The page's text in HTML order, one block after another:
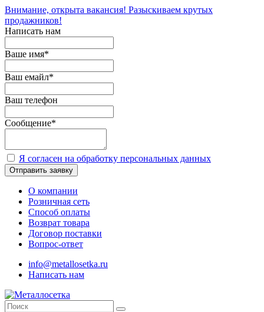
Внимание, открыта вакансия! Разыскиваем крутых
продажников!
Написать нам
Ваше имя*
Ваш емайл*
Ваш телефон
Сообщение*
Я согласен на обработку персональных данных
Отправить заявку
О компании
Розничная сеть
Способ оплаты
Возврат товара
Договор поставки
Вопрос-ответ
info@metallosetka.ru
Написать нам